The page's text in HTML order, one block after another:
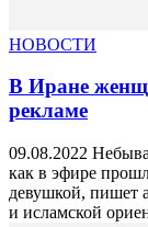
НОВОСТИ
В Иране
рекламе
09.08.2022
как в эфире
девушкой, пишет
и исламской